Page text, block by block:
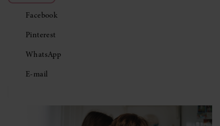
Facebook
Pinterest
WhatsApp
E-mail